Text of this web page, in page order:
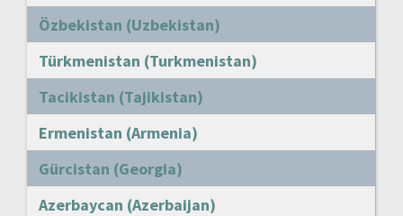
Özbekistan (Uzbekistan)
Türkmenistan (Turkmenistan)
Tacikistan (Tajikistan)
Ermenistan (Armenia)
Gürcistan (Georgia)
Azerbaycan (Azerbaijan)